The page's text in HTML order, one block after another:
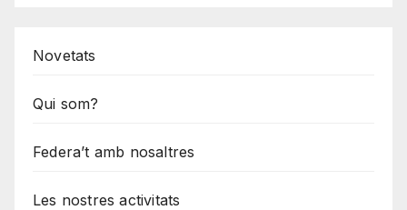
Novetats
Qui som?
Federa’t amb nosaltres
Les nostres activitats